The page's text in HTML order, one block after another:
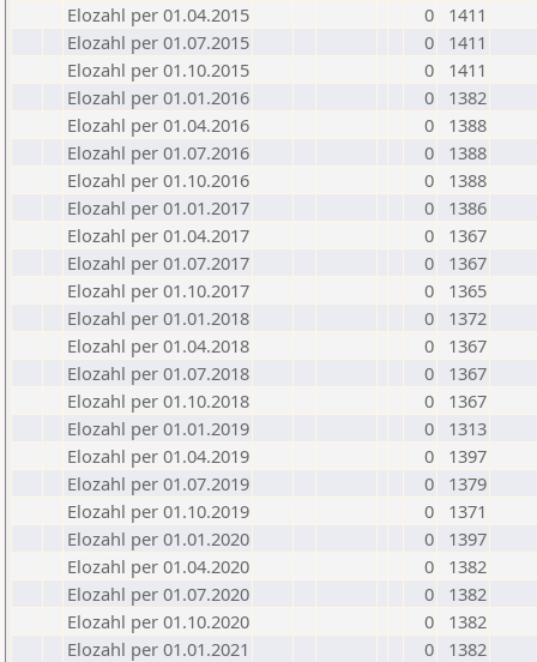
Elozahl per 01.04.2015
0
1411
Elozahl per 01.07.2015
0
1411
Elozahl per 01.10.2015
0
1411
Elozahl per 01.01.2016
0
1382
Elozahl per 01.04.2016
0
1388
Elozahl per 01.07.2016
0
1388
Elozahl per 01.10.2016
0
1388
Elozahl per 01.01.2017
0
1386
Elozahl per 01.04.2017
0
1367
Elozahl per 01.07.2017
0
1367
Elozahl per 01.10.2017
0
1365
Elozahl per 01.01.2018
0
1372
Elozahl per 01.04.2018
0
1367
Elozahl per 01.07.2018
0
1367
Elozahl per 01.10.2018
0
1367
Elozahl per 01.01.2019
0
1313
Elozahl per 01.04.2019
0
1397
Elozahl per 01.07.2019
0
1379
Elozahl per 01.10.2019
0
1371
Elozahl per 01.01.2020
0
1397
Elozahl per 01.04.2020
0
1382
Elozahl per 01.07.2020
0
1382
Elozahl per 01.10.2020
0
1382
Elozahl per 01.01.2021
0
1382